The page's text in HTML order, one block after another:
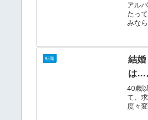
アル
たっ
みな
転職
結
は…
40歳
て、
度々